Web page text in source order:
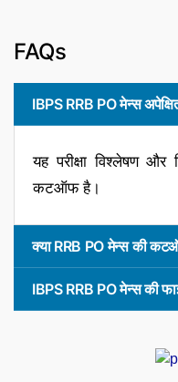
FAQs
IBPS RRB PO मेन्स
यह परीक्षा विश्लेषण
कटऑफ है।
क्या RRB PO मेन्स की
IBPS RRB PO मेन्स की